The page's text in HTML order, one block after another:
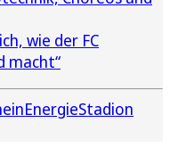
wie der FC
macht“